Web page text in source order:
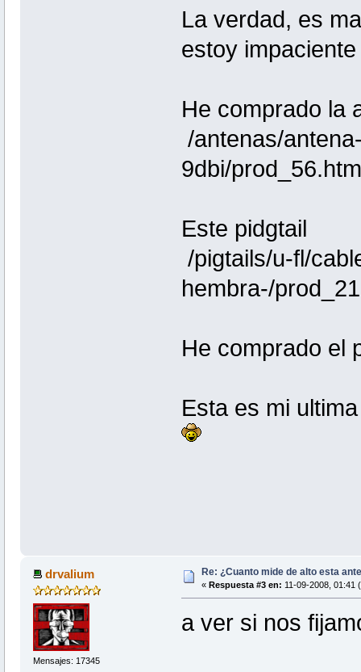
La verdad, es
estoy
He comprado la
/antenas/
9dbi/
Este pidgtail
/pigtails/u-fl/
hembra-/
He comprado el
Esta es mi
drvalium
Mensajes: 17345
Re: ¿Cuanto mide de alto esta
« Respuesta #3 en: 11-09-2008, 01:41
a ver si nos